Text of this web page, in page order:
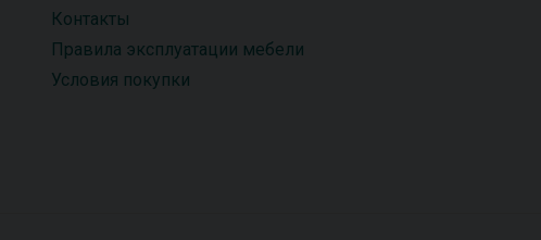
Контакты
Правила эксплуатации мебели
Условия покупки